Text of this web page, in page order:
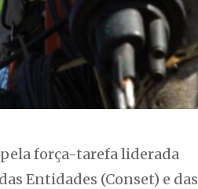
força-tarefa liderada
Entidades (Conset) e das